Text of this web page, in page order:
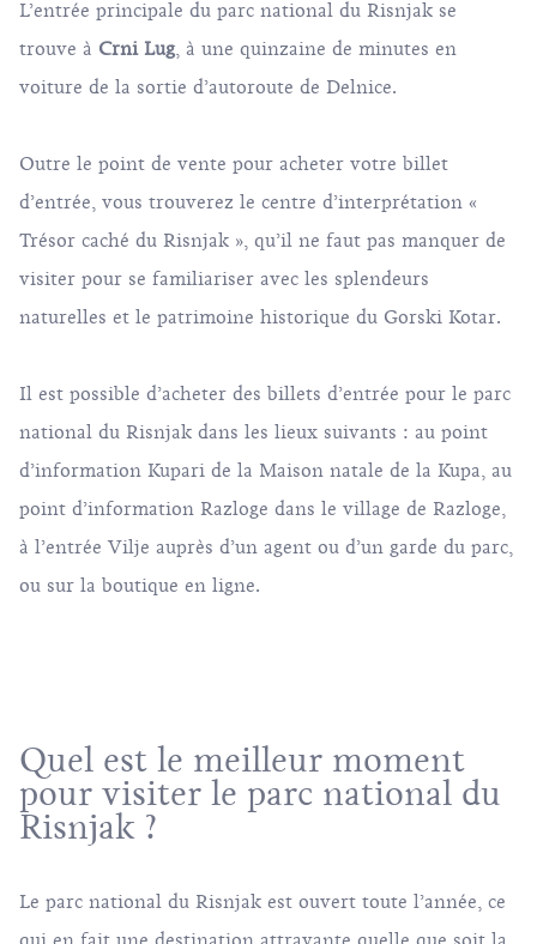
L’entrée principale du parc national du Risnjak se
trouve à Crni Lug, à une quinzaine de minutes en
voiture de la sortie d’autoroute de Delnice.
Outre le point de vente pour acheter votre billet
d’entrée, vous trouverez le centre d’interprétation «
Trésor caché du Risnjak », qu’il ne faut pas manquer de
visiter pour se familiariser avec les splendeurs
naturelles et le patrimoine historique du Gorski Kotar.
Il est possible d’acheter des billets d’entrée pour le parc
national du Risnjak dans les lieux suivants : au point
d’information Kupari de la Maison natale de la Kupa, au
point d’information Razloge dans le village de Razloge,
à l’entrée Vilje auprès d’un agent ou d’un garde du parc,
ou sur la boutique en ligne.
Quel est le meilleur moment
pour visiter le parc national du
Risnjak ?
Le parc national du Risnjak est ouvert toute l’année, ce